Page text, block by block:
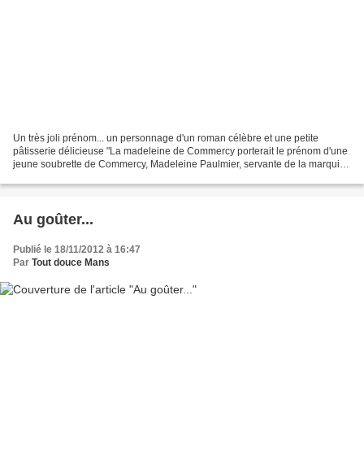
Un très joli prénom... un personnage d'un roman célèbre et une petite
pâtisserie délicieuse "La madeleine de Commercy porterait le prénom d'une
jeune soubrette de Commercy, Madeleine Paulmier, servante de la marquise
Au goûter...
Publié le 18/11/2012 à 16:47
Par Tout douce Mans